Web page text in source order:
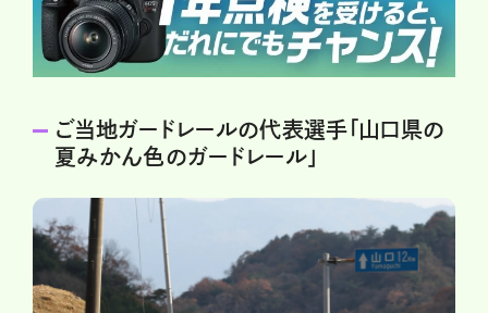
ご当地ガードレールの代表選手「山口県の
夏みかん色のガードレール」